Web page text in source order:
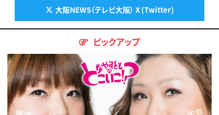
大阪NEWS（テレビ大阪） X (Twitter)
ピックアップ